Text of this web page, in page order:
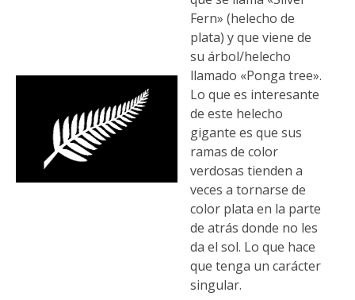
Fern» (helecho de
plata) y que viene de
su árbol/helecho
llamado «Ponga tree».
Lo que es interesante
de este helecho
gigante es que sus
ramas de color
verdosas tienden a
veces a tornarse de
color plata en la parte
de atrás donde no les
da el sol. Lo que hace
que tenga un carácter
singular.